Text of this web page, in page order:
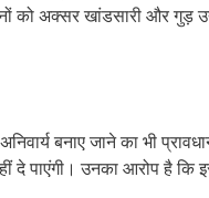
को अक्सर खांडसारी और
बनाए जाने का भी
पाएंगी। उनका आरोप है कि